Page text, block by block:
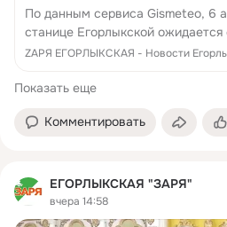
По данным сервиса Gismeteo, 6
станице Егорлыкской
Температура: утром в 6:00
Показать еще
Комментировать
ЕГОРЛЫКСКАЯ "ЗАРЯ"
вчера 14:58